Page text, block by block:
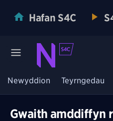
Hafan S4C
Newyddion Teyrngedau
Gwaith amddiffyn